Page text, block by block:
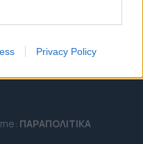
Privacy Policy
ΠΑΡΑΠΟΛΙΤΙΚΑ